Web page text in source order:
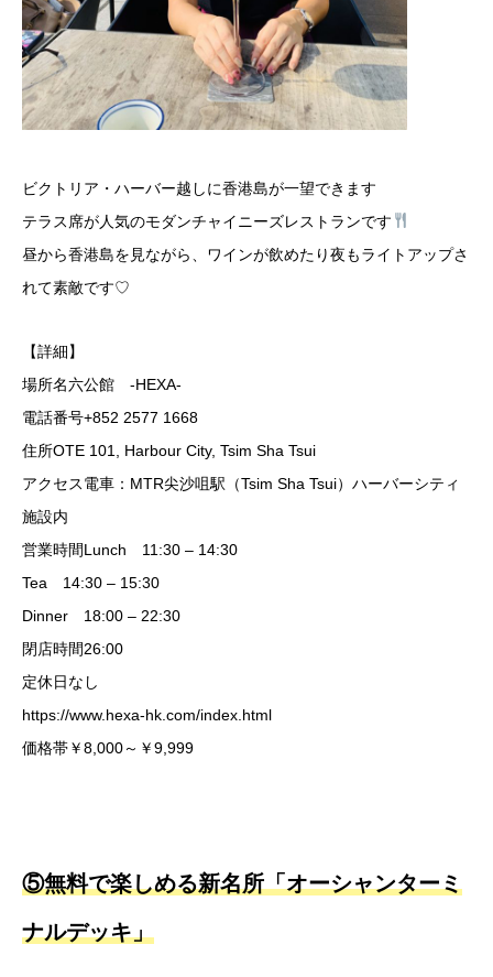
ビクトリア・ハーバー越しに香港島が一望できます
テラス席が人気のモダンチャイニーズレストランです
昼から香港島を見ながら、ワインが飲めたり夜もライトアップさ
れて素敵です♡
【詳細】
場所名六公館 -HEXA-
電話番号+852 2577 1668
住所OTE 101, Harbour City, Tsim Sha Tsui
アクセス電車：MTR尖沙咀駅（Tsim Sha Tsui）ハーバーシティ
施設内
営業時間Lunch 11:30 – 14:30
Tea 14:30 – 15:30
Dinner 18:00 – 22:30
閉店時間26:00
定休日なし
https://www.hexa-hk.com/index.html
価格帯￥8,000～￥9,999
⑤無料で楽しめる新名所「オーシャンターミ
ナルデッキ」